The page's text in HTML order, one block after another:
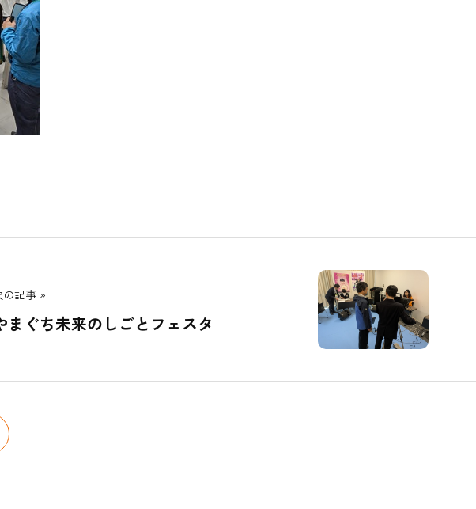
の記事
まぐち未来のしごとフェスタ